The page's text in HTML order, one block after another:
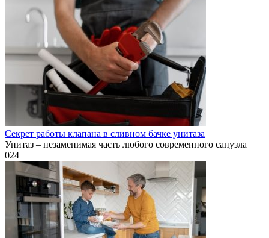
Секрет работы клапана в сливном бачке унитаза
Унитаз – незаменимая часть любого современного санузла
024